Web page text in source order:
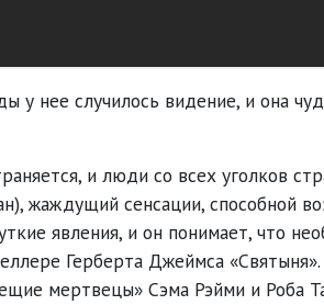
у нее случилось видение, и она
и люди со всех уголков
жаждущий сенсации, способной
явления, и он понимает, что
Герберта Джеймса
мертвецы» Сэма Рэйми и Роба